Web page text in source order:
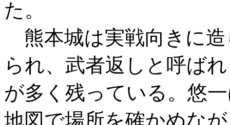
た。
熊本城は実戦向きに
られ、武者返しと呼ば
が多く残っている。悠
地図で場所を確かめな